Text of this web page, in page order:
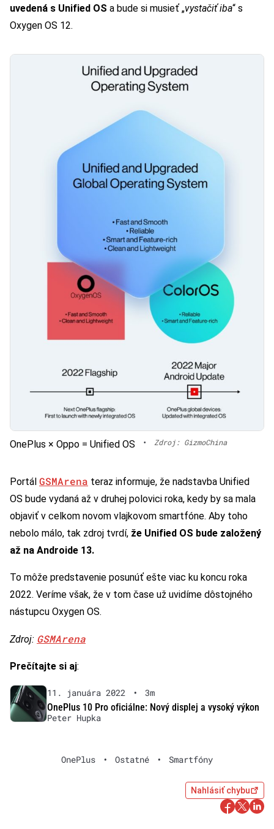
uvedená s Unified OS a bude si musieť „vystačiť iba“ s
Oxygen OS 12.
OnePlus × Oppo = Unified OS • Zdroj: GizmoChina
Portál GSMArena teraz informuje, že nadstavba Unified
OS bude vydaná až v druhej polovici roka, kedy by sa mala
objaviť v celkom novom vlajkovom smartfóne. Aby toho
nebolo málo, tak zdroj tvrdí, že Unified OS bude založený
až na Androide 13.
To môže predstavenie posunúť ešte viac ku koncu roka
2022. Veríme však, že v tom čase už uvidíme dôstojného
nástupcu Oxygen OS.
Zdroj: GSMArena
Prečítajte si aj:
11. januára 2022 •
3m
OnePlus 10 Pro oficiálne: Nový displej a vysoký výkon
Peter Hupka
OnePlus • Ostatné • Smartfóny
Nahlásiť chybu